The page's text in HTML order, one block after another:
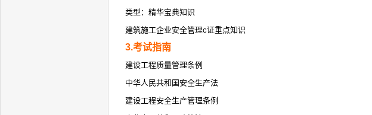
类型：精华宝典知识
建筑施工企业安全管理c证重点知识
3.考试指南
建设工程质量管理条例
中华人民共和国安全生产法
建设工程安全生产管理条例